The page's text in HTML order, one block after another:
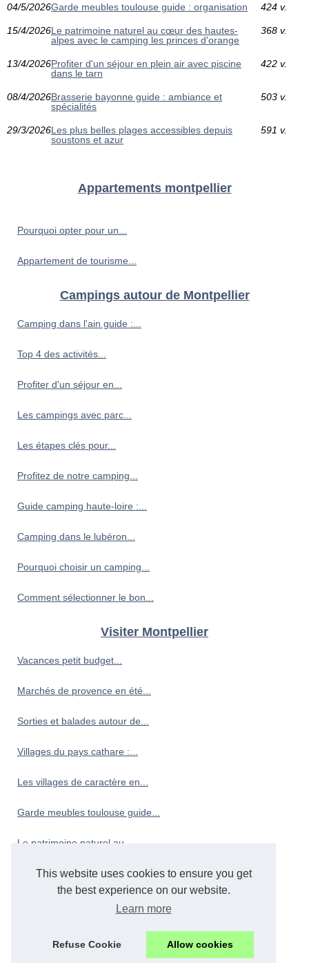
This website uses cookies to ensure you get
the best experience on our website.
Learn more
Refuse Cookie Allow cookies
04/5/2026Garde meubles toulouse guide : organisation 424 v.
15/4/2026Le patrimoine naturel au cœur des hautes-
alpes avec le camping les princes d'orange
368 v.
13/4/2026Profiter d'un séjour en plein air avec piscine
dans le tarn
422 v.
08/4/2026Brasserie bayonne guide : ambiance et
spécialités
503 v.
29/3/2026Les plus belles plages accessibles depuis
soustons et azur
591 v.
Appartements montpellier
Pourquoi opter pour un...
Appartement de tourisme...
Campings autour de Montpellier
Camping dans l'ain guide :...
Top 4 des activités...
Profiter d'un séjour en...
Les campings avec parc...
Les étapes clés pour...
Profitez de notre camping...
Guide camping haute-loire :...
Camping dans le lubéron...
Pourquoi choisir un camping...
Comment sélectionner le bon...
Visiter Montpellier
Vacances petit budget...
Marchés de provence en été...
Sorties et balades autour de...
Villages du pays cathare :...
Les villages de caractère en...
Garde meubles toulouse guide...
Le patrimoine naturel au...
Profiter d'un séjour en...
Brasserie bayonne guide :...